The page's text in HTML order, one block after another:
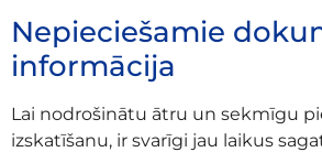
Nepieciešamie
informācija
Lai nodrošinātu ātru un sekmīgu
izskatīšanu, ir svarīgi jau laikus